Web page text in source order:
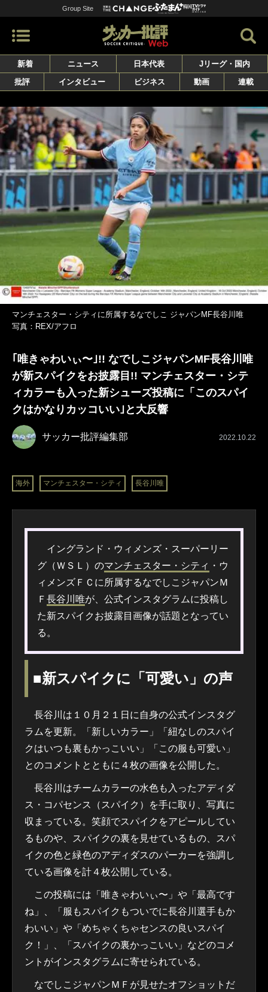
Group Site
新着 ニュース 日本代表
Jリーグ・国内
批評
インタビュー ビジネス 動画 連載
マンチェスター・シティに所属するなでしこ ジャパンMF長谷川唯
写真：REX/アフロ
｢唯きゃわいぃ〜｣!! なでしこジャパンMF長谷川唯
が新スパイクをお披露目!! マンチェスター・シテ
ィカラーも入った新シューズ投稿に「このスパイ
クはかなりカッコいい｣と大反響
サッカー批評編集部 2022.10.22
海外 マンチェスター・シティ 長谷川唯
イングランド・ウィメンズ・スーパーリー
グ（ＷＳＬ）のマンチェスター・シティ ・ウ
ィメンズＦＣに所属するなでしこジャパンＭ
Ｆ 長谷川唯が、公式インスタグラムに投稿し
た新スパイクお披露目画像が話題となってい
る。
■新スパイクに「可愛い」の声
長谷川は１０月２１日に自身の公式インスタグ
ラムを更新。「新しいカラー」「紐なしのスパイ
クはいつも裏もかっこいい」「この服も可愛い」
とのコメントとともに４枚の画像を公開した。
長谷川はチームカラーの水色も入ったアディダ
ス・コパセンス（スパイク）を手に取り、写真に
収まっている。笑顔でスパイクをアピールしてい
るものや、スパイクの裏を見せているもの、スパ
イクの色と緑色のアディダスのパーカーを強調し
ている画像を計４枚公開している。
この投稿には「唯きゃわいぃ〜」や「最高です
ね」、「服もスパイクもついでに長谷川選手もか
わいい」や「めちゃくちゃセンスの良いスパイ
ク！」、「スパイクの裏かっこいい」などのコメ
ントがインスタグラムに寄せられている。
なでしこジャパンＭＦが見せたオフショットだ